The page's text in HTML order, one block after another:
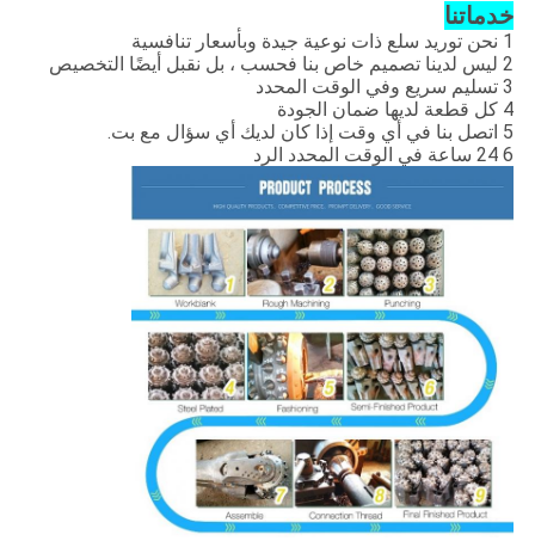
خدماتنا
1 نحن توريد سلع ذات نوعية جيدة وبأسعار تنافسية
2 ليس لدينا تصميم خاص بنا فحسب ، بل نقبل أيضًا التخصيص
3 تسليم سريع وفي الوقت المحدد
4 كل قطعة لديها ضمان الجودة
5 اتصل بنا في أي وقت إذا كان لديك أي سؤال مع بت.
6 24 ساعة في الوقت المحدد الرد